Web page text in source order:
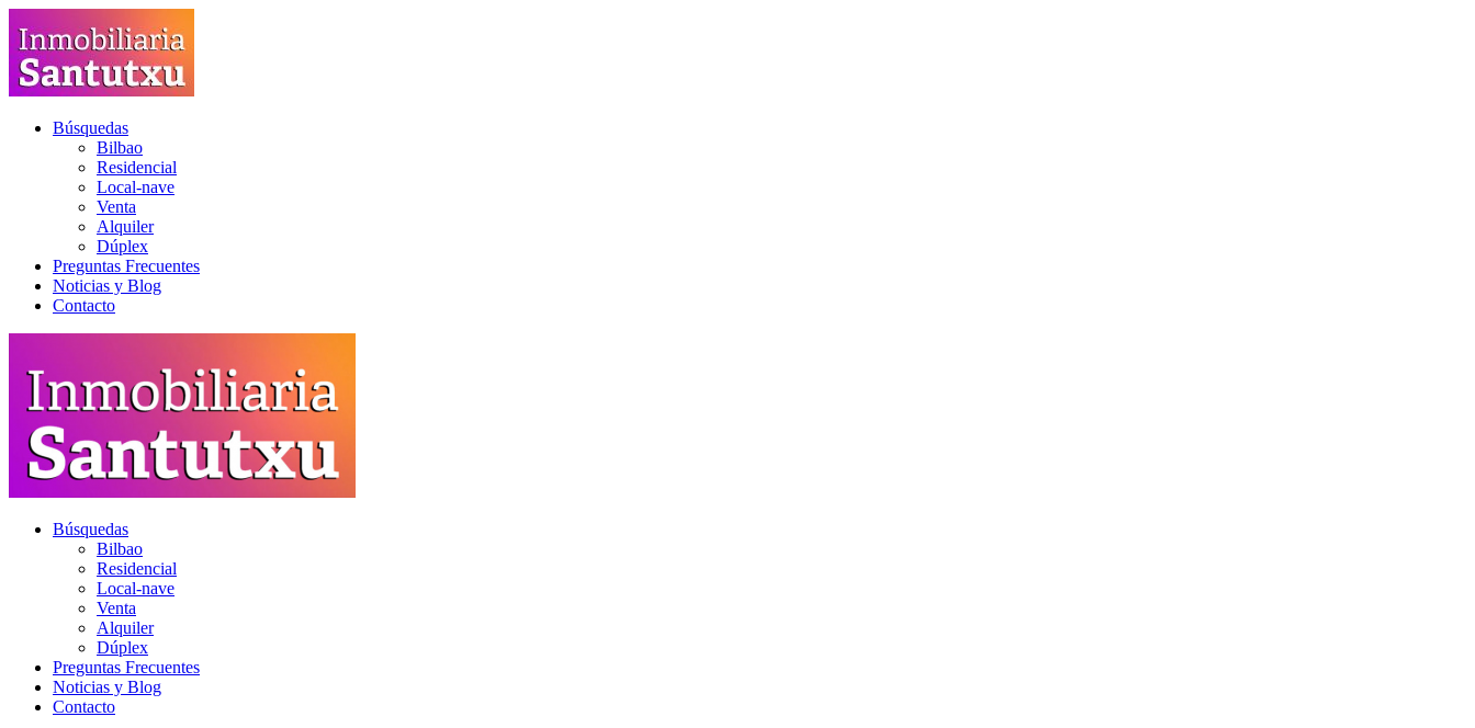
Búsquedas
Bilbao
Residencial
Local-nave
Venta
Alquiler
Dúplex
Preguntas Frecuentes
Noticias y Blog
Contacto
Búsquedas
Bilbao
Residencial
Local-nave
Venta
Alquiler
Dúplex
Preguntas Frecuentes
Noticias y Blog
Contacto